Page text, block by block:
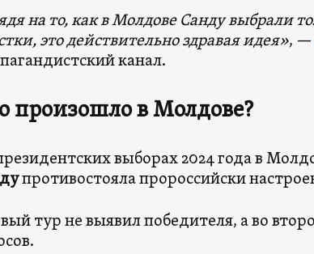
на то, как в Молдове Санду выбрали
это действительно здравая идея», —
канал.
произошло в Молдове?
выборах 2024 года в
противостояла пророссийски
тур не выявил победителя, а во